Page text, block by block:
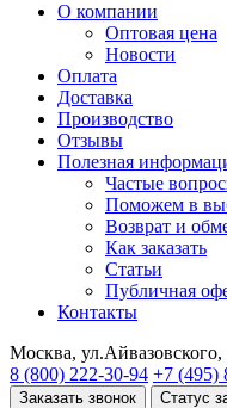
О компании
Оптовая цена
Новости
Оплата
Доставка
Производство
Отзывы
Полезная
Частые
Поможем в
Возврат и
Как заказать
Статьи
Публичная
Контакты
Москва, ул.Айвазовского,
8 (800) 222-30-94 +7 (495)
Заказать звонок Статус